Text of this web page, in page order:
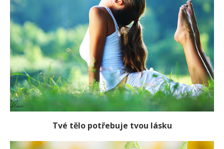
Tvé tělo potřebuje tvou lásku